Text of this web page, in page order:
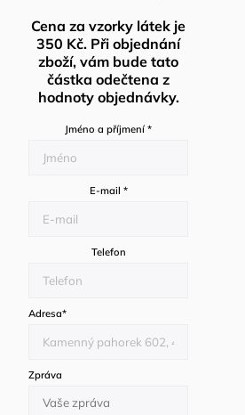
Cena za vzorky látek je
350 Kč. Při objednání
zboží, vám bude tato
částka odečtena z
hodnoty objednávky.
Jméno a příjmení *
E-mail *
Telefon
Adresa*
Zpráva